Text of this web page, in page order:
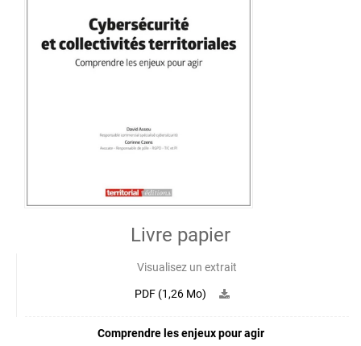
Livre papier
Visualisez un extrait
PDF (1,26 Mo)
Comprendre les enjeux pour agir